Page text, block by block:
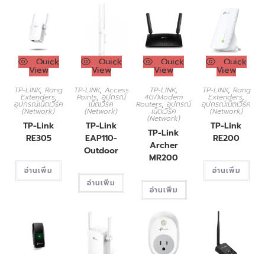
Quick
View
TP-LINK,Rang
Extenders,
อุปกรณ์เน็ตเวิร์ค
(Network)
TP-Link
RE305
อ่านเพิ่ม
Quick
View
TP-LINK, Access
Points, อุปกรณ์
เน็ตเวิร์ค
(Network)
TP-Link
EAP110-
Outdoor
อ่านเพิ่ม
Quick
View
TP-LINK,
4G/Modem
Routers,อุปกรณ์
เน็ตเวิร์ค
(Network)
TP-Link
Archer
MR200
อ่านเพิ่ม
Quick
View
TP-LINK, Rang
Extenders,
อุปกรณ์เน็ตเวิร์ค
(Network)
TP-Link
RE200
อ่านเพิ่ม